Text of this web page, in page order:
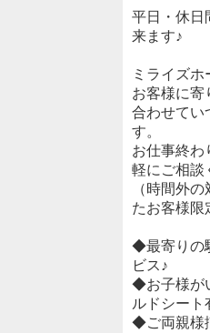
平日・休日
来ます♪
ミライズホ
お客様に寄
合わせてい
す。
お仕事終わ
軽にご相談
（時間外
たお客様限
◆最寄りの
ビス♪
◆お子様が
ルドシート
◆ご両親様